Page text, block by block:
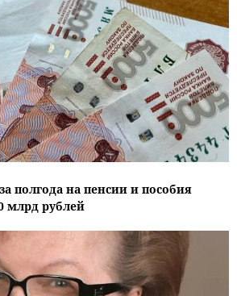
полгода на пенсии и пособия
млрд рублей